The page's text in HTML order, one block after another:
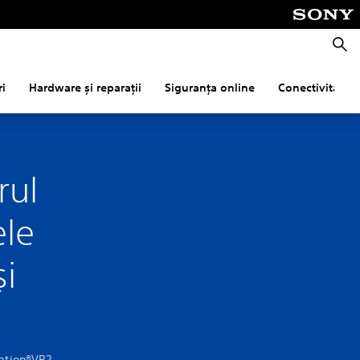
Hardware și reparații Siguranța online Conectivitate